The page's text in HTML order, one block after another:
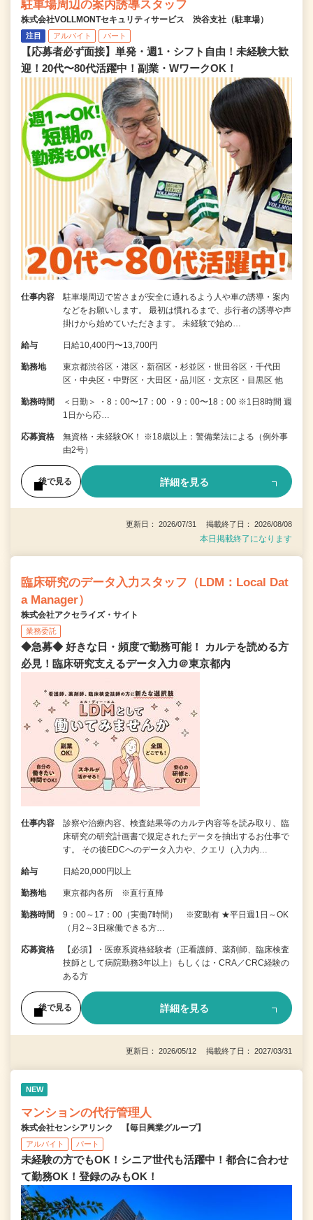
駐車場周辺の案内誘導スタッフ
株式会社VOLLMONTセキュリティサービス 渋谷支社（駐車場）
注目 アルバイト パート
【応募者必ず面接】単発・週1・シフト自由！未経験大歓
迎！20代〜80代活躍中！副業・WワークOK！
仕事内容
駐車場周辺で皆さまが安全に通れるよう人や車の誘導・案内
などをお願いします。 最初は慣れるまで、歩行者の誘導や声
掛けから始めていただきます。 未経験で始め…
給与 日給10,400円〜13,700円
勤務地
東京都渋谷区・港区・新宿区・杉並区・世田谷区・千代田
区・中央区・中野区・大田区・品川区・文京区・目黒区 他
勤務時間
＜日勤＞ ・8：00〜17：00 ・9：00〜18：00 ※1日8時間 週
1日から応…
応募資格
無資格・未経験OK！ ※18歳以上：警備業法による（例外事
由2号）
後で見る 詳細を見る
更新日： 2026/07/31 掲載終了日： 2026/08/08
本日掲載終了になります
臨床研究のデータ入力スタッフ（LDM：Local Dat
a Manager）
株式会社アクセライズ・サイト
業務委託
◆急募◆ 好きな日・頻度で勤務可能！ カルテを読める方
必見！臨床研究支えるデータ入力＠東京都内
仕事内容
診察や治療内容、検査結果等のカルテ内容等を読み取り、臨
床研究の研究計画書で規定されたデータを抽出するお仕事で
す。 その後EDCへのデータ入力や、クエリ（入力内…
給与 日給20,000円以上
勤務地 東京都内各所 ※直行直帰
勤務時間
9：00～17：00（実働7時間） ※変動有 ★平日週1日～OK
（月2～3日稼働できる方…
応募資格
【必須】・医療系資格経験者（正看護師、薬剤師、臨床検査
技師として病院勤務3年以上）もしくは・CRA／CRC経験の
ある方
後で見る 詳細を見る
更新日： 2026/05/12 掲載終了日： 2027/03/31
NEW
マンションの代行管理人
株式会社センシアリンク 【毎日興業グループ】
アルバイト パート
未経験の方でもOK！シニア世代も活躍中！都合に合わせ
て勤務OK！登録のみもOK！